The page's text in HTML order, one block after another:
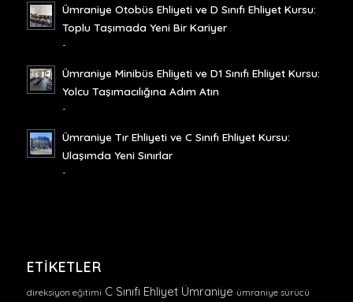
Ümraniye Otobüs Ehliyeti ve D Sınıfı Ehliyet Kursu:
Toplu Taşımada Yeni Bir Kariyer
-
Ümraniye Minibüs Ehliyeti ve D1 Sınıfı Ehliyet Kursu:
Yolcu Taşımacılığına Adım Atın
-
Ümraniye Tır Ehliyeti ve C Sınıfı Ehliyet Kursu:
Ulaşımda Yeni Sınırlar
-
ETIKETLER
direksiyon eğitimi C Sınıfı Ehliyet Ümraniye ümraniye sürücü